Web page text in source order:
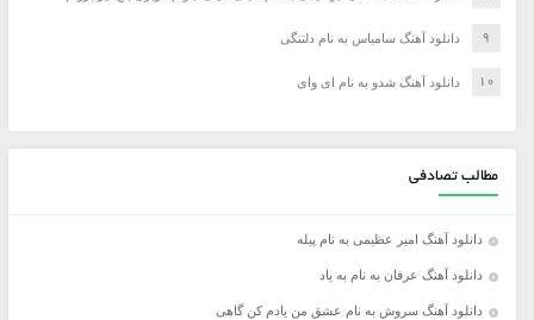
دانلود آهنگ سامیاس به نام دلتنگی
دانلود آهنگ شدو به نام ای وای
مطالب تصادفی
دانلود آهنگ امیر عظیمی به نام پیله
دانلود آهنگ عرفان به نام به یاد
دانلود آهنگ سروش به نام عشق من یادم کن گاهی